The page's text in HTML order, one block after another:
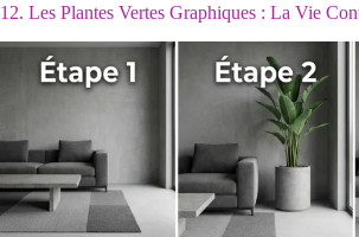
12. Les Plantes Vertes Graphiques : La Vie